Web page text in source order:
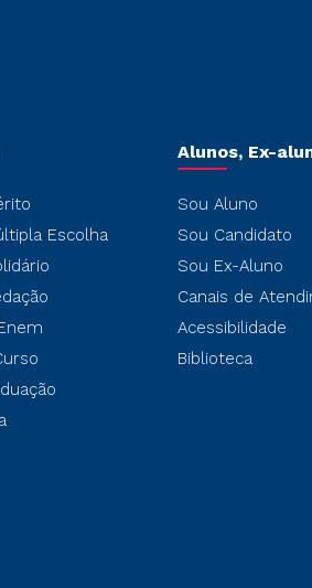
Escolha
Alunos, Ex-
Sou Aluno
Sou Candidato
Sou Ex-Aluno
Canais de
Acessibilidade
Biblioteca